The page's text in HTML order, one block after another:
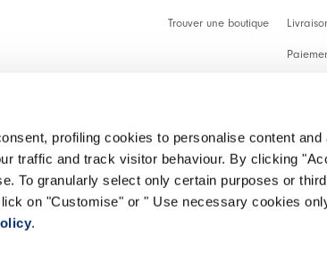
profiling cookies to personalise content and
traffic and track visitor behaviour. By clicking
To granularly select only certain purposes or
on "Customise" or " Use necessary cookies
.
Trouver une boutique